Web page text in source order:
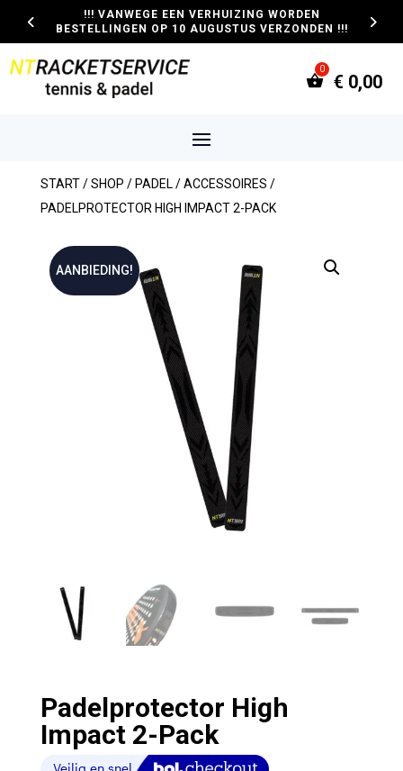
!!! VANWEGE EEN VERHUIZING WORDEN
BESTELLINGEN OP 10 AUGUSTUS VERZONDEN !!!
€ 0,00
START/SHOP / PADEL /ACCESSOIRES /
PADELPROTECTOR HIGH IMPACT 2-PACK
AANBIEDING!
Padelprotector High
Impact 2-Pack